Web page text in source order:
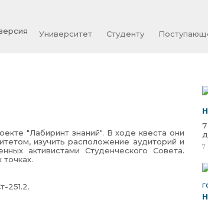
Университет Студенту
"Лабиринт знаний". В ходе квеста они
изучить расположение аудиторий и
активистами Студенческого Совета.
251.2.
7